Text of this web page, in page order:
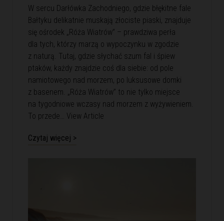
W sercu Darłówka Zachodniego, gdzie błękitne fale
Bałtyku delikatnie muskają złociste piaski, znajduje
się ośrodek „Róża Wiatrów” – prawdziwa perła
dla tych, którzy marzą o wypoczynku w zgodzie
z naturą. Tutaj, gdzie słychać szum fal i śpiew
ptaków, każdy znajdzie coś dla siebie: od pole
namiotowego nad morzem, po luksusowe domki
z basenem. „Róża Wiatrów” to nie tylko miejsce
na tygodniowe wczasy nad morzem z wyżywieniem.
To przede… View Article
Czytaj więcej >